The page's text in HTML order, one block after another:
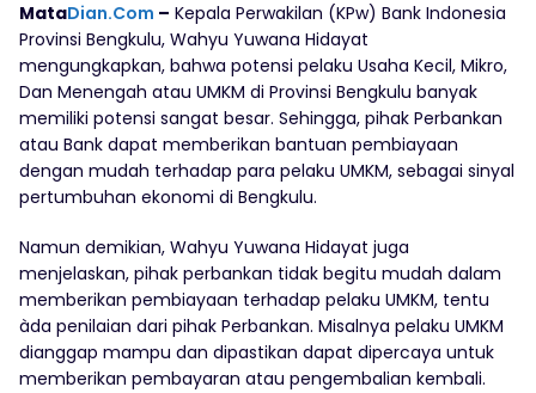
MataDian.Com – Kepala Perwakilan (KPw) Bank Indonesia
Provinsi Bengkulu, Wahyu Yuwana Hidayat
mengungkapkan, bahwa potensi pelaku Usaha Kecil, Mikro,
Dan Menengah atau UMKM di Provinsi Bengkulu banyak
memiliki potensi sangat besar. Sehingga, pihak Perbankan
atau Bank dapat memberikan bantuan pembiayaan
dengan mudah terhadap para pelaku UMKM, sebagai sinyal
pertumbuhan ekonomi di Bengkulu.
Namun demikian, Wahyu Yuwana Hidayat juga
menjelaskan, pihak perbankan tidak begitu mudah dalam
memberikan pembiayaan terhadap pelaku UMKM, tentu
àda penilaian dari pihak Perbankan. Misalnya pelaku UMKM
dianggap mampu dan dipastikan dapat dipercaya untuk
memberikan pembayaran atau pengembalian kembali.